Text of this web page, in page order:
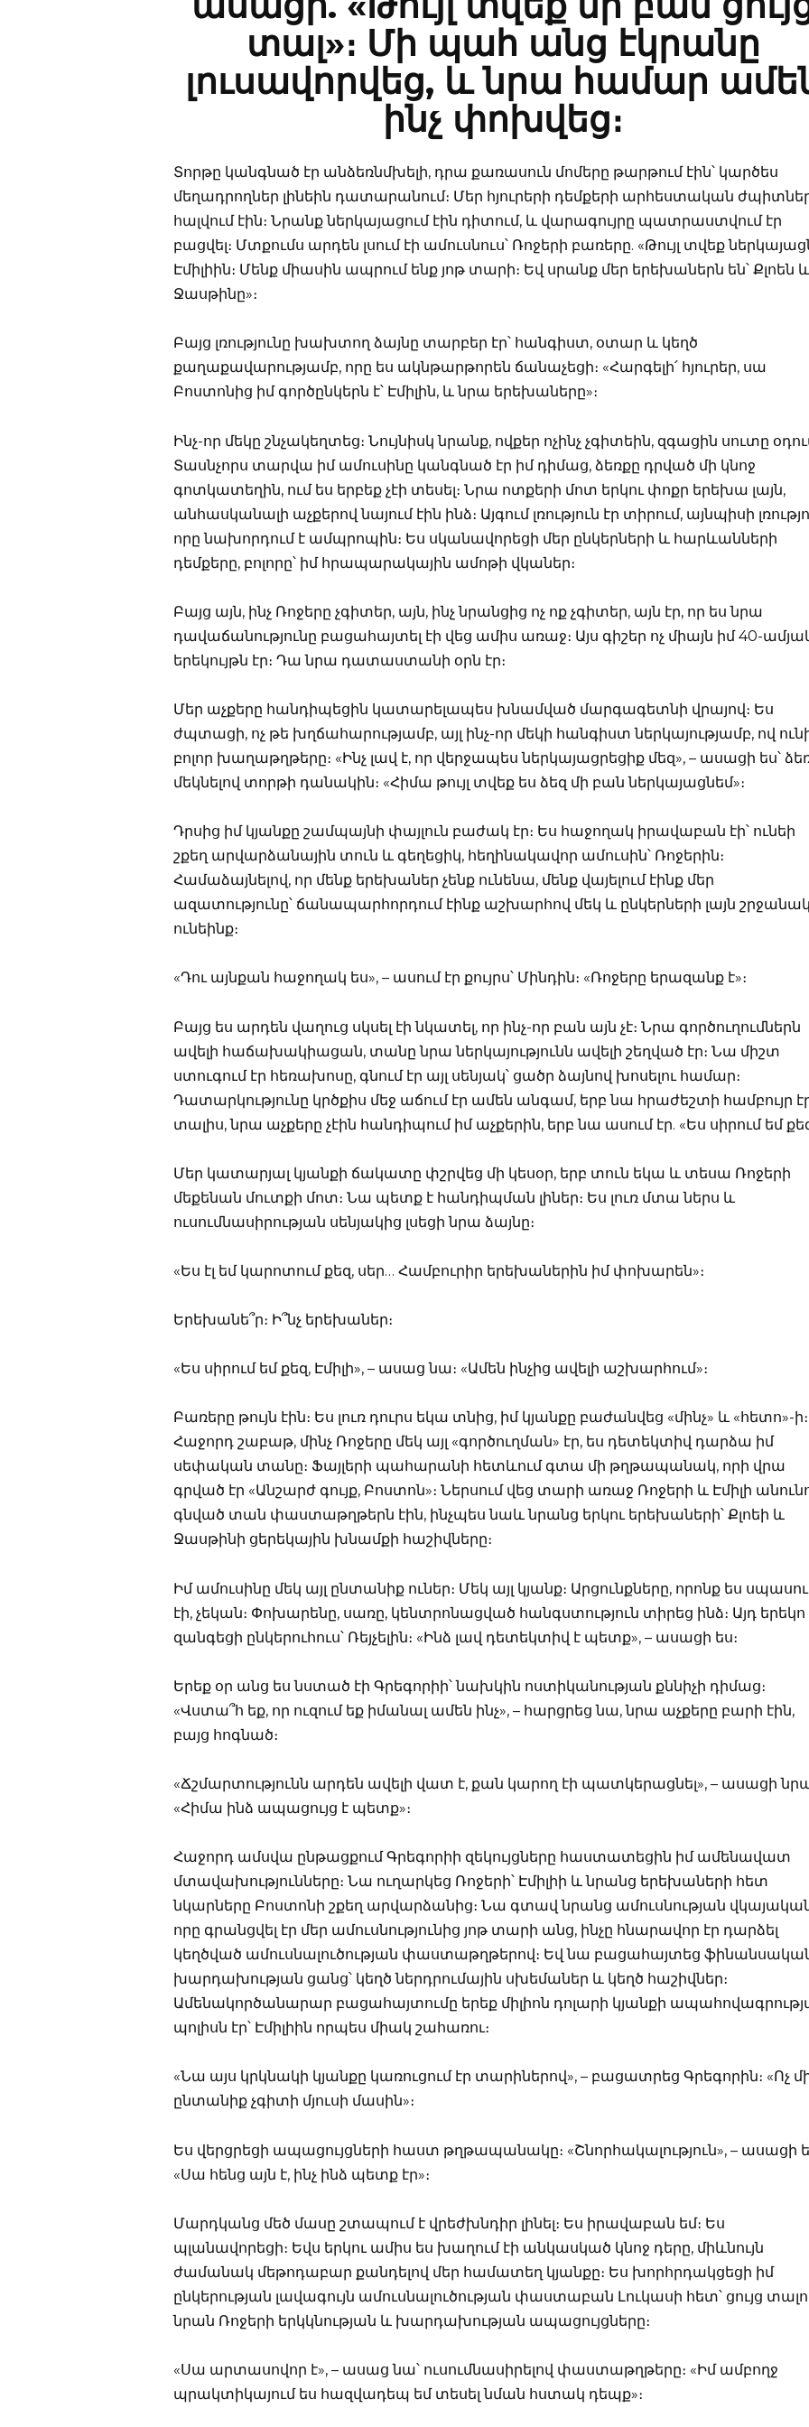
տալ»։ Մի պահ անց էկրանը
լուսավորվեց, և նրա համար
ինչ փոխվեց։
Տորթը կանգնած էր անձեռնմխելի, դրա քառասուն մոմերը թարթում էին՝ կարծես
մեղադրողներ լինեին դատարանում։ Մեր հյուրերի դեմքերի արհեստական
հալվում էին։ Նրանք ներկայացում էին դիտում, և վարագույրը պատրաստվում էր
բացվել։ Մտքումս արդեն լսում էի ամուսնուս՝ Ռոջերի բառերը. «Թույլ տվեք
Էմիլիին։ Մենք միասին ապրում ենք յոթ տարի։ Եվ սրանք մեր երեխաներն են՝ Քլոեն և
Ջասթինը»։
Բայց լռությունը խախտող ձայնը տարբեր էր՝ հանգիստ, օտար և կեղծ
քաղաքավարությամբ, որը ես ակնթարթորեն ճանաչեցի։ «Հարգելի՛ հյուրեր, սա
Բոստոնից իմ գործընկերն է՝ Էմիլին, և նրա երեխաները»։
Ինչ-որ մեկը շնչակեղտեց։ Նույնիսկ նրանք, ովքեր ոչինչ չգիտեին, զգացին սուտը
Տասնչորս տարվա իմ ամուսինը կանգնած էր իմ դիմաց, ձեռքը դրված մի կնոջ
գոտկատեղին, ում ես երբեք չէի տեսել։ Նրա ոտքերի մոտ երկու փոքր երեխա լայն,
անհասկանալի աչքերով նայում էին ինձ։ Այգում լռություն էր տիրում, այնպիսի
որը նախորդում է ամպրոպին։ Ես սկանավորեցի մեր ընկերների և հարևանների
դեմքերը, բոլորը՝ իմ հրապարակային ամոթի վկաներ։
Բայց այն, ինչ Ռոջերը չգիտեր, այն, ինչ նրանցից ոչ ոք չգիտեր, այն էր, որ ես նրա
դավաճանությունը բացահայտել էի վեց ամիս առաջ։ Այս գիշեր ոչ միայն իմ 40-
երեկույթն էր։ Դա նրա դատաստանի օրն էր։
Մեր աչքերը հանդիպեցին կատարելապես խնամված մարգագետնի վրայով։ Ես
ժպտացի, ոչ թե խղճահարությամբ, այլ ինչ-որ մեկի հանգիստ ներկայությամբ, ով
բոլոր խաղաթղթերը։ «Ինչ լավ է, որ վերջապես ներկայացրեցիք մեզ», – ասացի ես՝
մեկնելով տորթի դանակին։ «Հիմա թույլ տվեք ես ձեզ մի բան ներկայացնեմ»։
Դրսից իմ կյանքը շամպայնի փայլուն բաժակ էր։ Ես հաջողակ իրավաբան էի՝ ունեի
շքեղ արվարձանային տուն և գեղեցիկ, հեղինակավոր ամուսին՝ Ռոջերին։
Համաձայնելով, որ մենք երեխաներ չենք ունենա, մենք վայելում էինք մեր
ազատությունը՝ ճանապարհորդում էինք աշխարհով մեկ և ընկերների լայն շրջանակ
ունեինք։
«Դու այնքան հաջողակ ես», – ասում էր քույրս՝ Մինդին։ «Ռոջերը երազանք է»։
Բայց ես արդեն վաղուց սկսել էի նկատել, որ ինչ-որ բան այն չէ։ Նրա գործուղումներն
ավելի հաճախակիացան, տանը նրա ներկայությունն ավելի շեղված էր։ Նա միշտ
ստուգում էր հեռախոսը, գնում էր այլ սենյակ՝ ցածր ձայնով խոսելու համար։
Դատարկությունը կրծքիս մեջ աճում էր ամեն անգամ, երբ նա հրաժեշտի համբույր
տալիս, նրա աչքերը չէին հանդիպում իմ աչքերին, երբ նա ասում էր. «Ես սիրում եմ
Մեր կատարյալ կյանքի ճակատը փշրվեց մի կեսօր, երբ տուն եկա և տեսա Ռոջերի
մեքենան մուտքի մոտ։ Նա պետք է հանդիպման լիներ։ Ես լուռ մտա ներս և
ուսումնասիրության սենյակից լսեցի նրա ձայնը։
«Ես էլ եմ կարոտում քեզ, սեր… Համբուրիր երեխաներին իմ փոխարեն»։
Երեխանե՞ր։ Ի՞նչ երեխաներ։
«Ես սիրում եմ քեզ, Էմիլի», – ասաց նա։ «Ամեն ինչից ավելի աշխարհում»։
Բառերը թույն էին։ Ես լուռ դուրս եկա տնից, իմ կյանքը բաժանվեց «մինչ» և «հետո»-ի։
Հաջորդ շաբաթ, մինչ Ռոջերը մեկ այլ «գործուղման» էր, ես դետեկտիվ դարձա իմ
սեփական տանը։ Ֆայլերի պահարանի հետևում գտա մի թղթապանակ, որի վրա
գրված էր «Անշարժ գույք, Բոստոն»։ Ներսում վեց տարի առաջ Ռոջերի և Էմիլի
գնված տան փաստաթղթերն էին, ինչպես նաև նրանց երկու երեխաների՝ Քլոեի և
Ջասթինի ցերեկային խնամքի հաշիվները։
Իմ ամուսինը մեկ այլ ընտանիք ուներ։ Մեկ այլ կյանք։ Արցունքները, որոնք ես
էի, չեկան։ Փոխարենը, սառը, կենտրոնացված հանգստություն տիրեց ինձ։ Այդ երեկո
զանգեցի ընկերուհուս՝ Ռեյչելին։ «Ինձ լավ դետեկտիվ է պետք», – ասացի ես։
Երեք օր անց ես նստած էի Գրեգորիի՝ նախկին ոստիկանության քննիչի դիմաց։
«Վստա՞հ եք, որ ուզում եք իմանալ ամեն ինչ», – հարցրեց նա, նրա աչքերը բարի էին,
բայց հոգնած։
«Ճշմարտությունն արդեն ավելի վատ է, քան կարող էի պատկերացնել», – ասացի
«Հիմա ինձ ապացույց է պետք»։
Հաջորդ ամսվա ընթացքում Գրեգորիի զեկույցները հաստատեցին իմ ամենավատ
մտավախությունները։ Նա ուղարկեց Ռոջերի՝ Էմիլիի և նրանց երեխաների հետ
նկարները Բոստոնի շքեղ արվարձանից։ Նա գտավ նրանց ամուսնության
որը գրանցվել էր մեր ամուսնությունից յոթ տարի անց, ինչը հնարավոր էր դարձել
կեղծված ամուսնալուծության փաստաթղթերով։ Եվ նա բացահայտեց
խարդախության ցանց՝ կեղծ ներդրումային սխեմաներ և կեղծ հաշիվներ։
Ամենակործանարար բացահայտումը երեք միլիոն դոլարի կյանքի
պոլիսն էր՝ Էմիլիին որպես միակ շահառու։
«Նա այս կրկնակի կյանքը կառուցում էր տարիներով», – բացատրեց Գրեգորին։ «Ոչ
ընտանիք չգիտի մյուսի մասին»։
Ես վերցրեցի ապացույցների հաստ թղթապանակը։ «Շնորհակալություն», – ասացի
«Սա հենց այն է, ինչ ինձ պետք էր»։
Մարդկանց մեծ մասը շտապում է վրեժխնդիր լինել։ Ես իրավաբան եմ։ Ես
պլանավորեցի։ Եվս երկու ամիս ես խաղում էի անկասկած կնոջ դերը, միևնույն
ժամանակ մեթոդաբար քանդելով մեր համատեղ կյանքը։ Ես խորհրդակցեցի իմ
ընկերության լավագույն ամուսնալուծության փաստաբան Լուկասի հետ՝ ցույց
նրան Ռոջերի երկկնության և խարդախության ապացույցները։
«Սա արտասովոր է», – ասաց նա՝ ուսումնասիրելով փաստաթղթերը։ «Իմ ամբողջ
պրակտիկայում ես հազվադեպ եմ տեսել նման հստակ դեպք»։